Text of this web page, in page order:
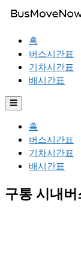
홈
버스시간표
기차시간표
배시간표
☰
홈
버스시간표
기차시간표
배시간표
구통 시내